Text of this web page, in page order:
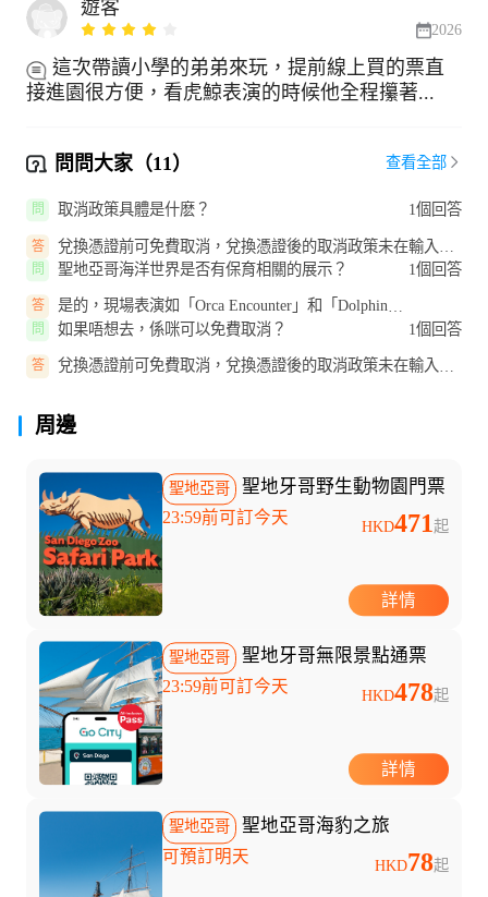
遊客
2026
這次帶讀小學的弟弟來玩，提前線上買的票直
接進園很方便，看虎鯨表演的時候他全程攥著...
問問大家（11） 查看全部
問 取消政策具體是什麽？ 1個回答
答
兌換憑證前可免費取消，兌換憑證後的取消政策未在輸入中
提及。
問 聖地亞哥海洋世界是否有保育相關的展示？ 1個回答
答
是的，現場表演如「Orca Encounter」和「Dolphin
Adventures」中會介紹該樂園在保育方...
問 如果唔想去，係咪可以免費取消？ 1個回答
答
兌換憑證前可免費取消，兌換憑證後的取消政策未在輸入中
周邊
聖地亞哥 聖地牙哥野生動物園門票
23:59前可訂今天 HKD471起
詳情
聖地亞哥 聖地牙哥無限景點通票
23:59前可訂今天 HKD478起
詳情
聖地亞哥 聖地亞哥海豹之旅
可預訂明天 HKD78起